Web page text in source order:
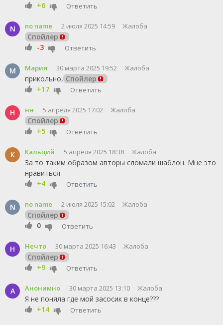
+6
Ответить
N no name 2 июля 2025 14:59 Жалоба
Спойлер
-3
Ответить
М Мария 30 марта 2025 19:52 Жалоба
прикольно, Спойлер
+17
Ответить
Н нн 5 апреля 2025 17:02 Жалоба
Спойлер
+5
Ответить
К Кальций 5 апреля 2025 18:38 Жалоба
За то таким образом авторы сломали шаблон. Мне это
нравиться
+4
Ответить
N no name 2 июля 2025 15:02 Жалоба
Спойлер
0
Ответить
Н Нечто 30 марта 2025 16:43 Жалоба
Спойлер
+9
Ответить
А Анонимно 30 марта 2025 13:10 Жалоба
Я не поняла где мой засосик в конце???
+14
Ответить